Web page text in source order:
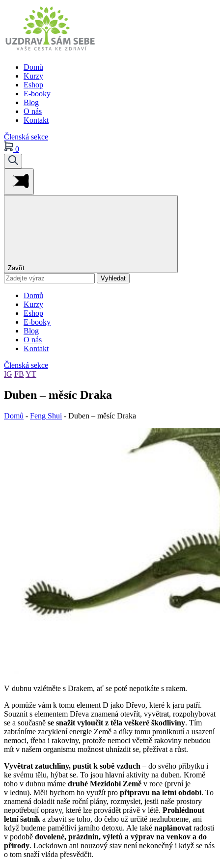
Domů
Kurzy
Eshop
E-booky
Blog
O nás
Kontakt
Členská sekce
0
Zavřít
Vyhledat
Domů
Kurzy
Eshop
E-booky
Blog
O nás
Kontakt
Členská sekce
IG FB YT
Duben – měsíc Draka
Domů - Feng Shui - Duben – měsíc Draka
V dubnu vzlétněte s Drakem, ať se poté nepotkáte s rakem.
A pomůže vám k tomu element D jako Dřevo, které k jaru patří.
Souznít s elementem Dřeva znamená otevřít, vyvětrat, rozpohybovat
se a současně se snažit vyloučit z těla veškeré škodliviny. Tím
zabráníme zacyklení energie Země a díky tomu proniknutí a usazení
nemoci, třeba i rakoviny, protože nemoci včetně rakoviny nebudou
mít v našem organismu možnost uhnízdit se, přežívat a růst.
Vyvětrat zatuchliny, pustit k sobě vzduch – do svého příbytku i
ke svému tělu, hýbat se. To jsou hlavní aktivity na duben. Kromě
toho v dubnu máme druhé Mezidobí Země v roce (první je
v lednu). Měli bychom ho využít pro přípravu na letní období. To
znamená doladit naše roční plány, rozmyslet, jestli naše prostory
nepotřebují opravy, které lze provádět právě v létě. Prohlédnout
letní šatník a zbavit se toho, do čeho už určitě nezhubneme, ani
když budeme pamětliví jarního detoxu. Ale také naplánovat radosti
v podobě dovolené, prázdnin, výletů a výprav na venkov a do
přírody. Lockdown ani nouzový stav není nekonečný i když se nás
o tom snaží vláda přesvědčit.